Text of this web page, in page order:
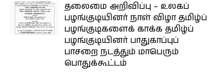
தலைமை அறிவிப்பு – உலகப்
பழங்குடியினர் நாள் விழா தமிழ்ப்
பழங்குடிகளைக் காக்க தமிழ்ப்
பழங்குடியினர் பாதுகாப்புப்
பாசறை நடத்தும் மாபெரும்
பொதுக்கூட்டம்